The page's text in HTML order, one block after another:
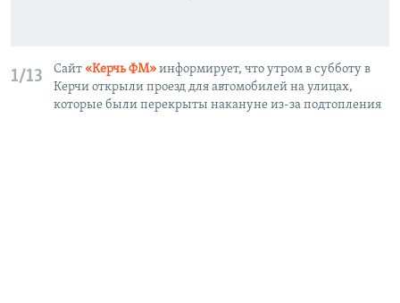
1/13 Сайт «Керчь ФМ» информирует, что утром в субботу в
Керчи открыли проезд для автомобилей на улицах,
которые были перекрыты накануне из-за подтопления